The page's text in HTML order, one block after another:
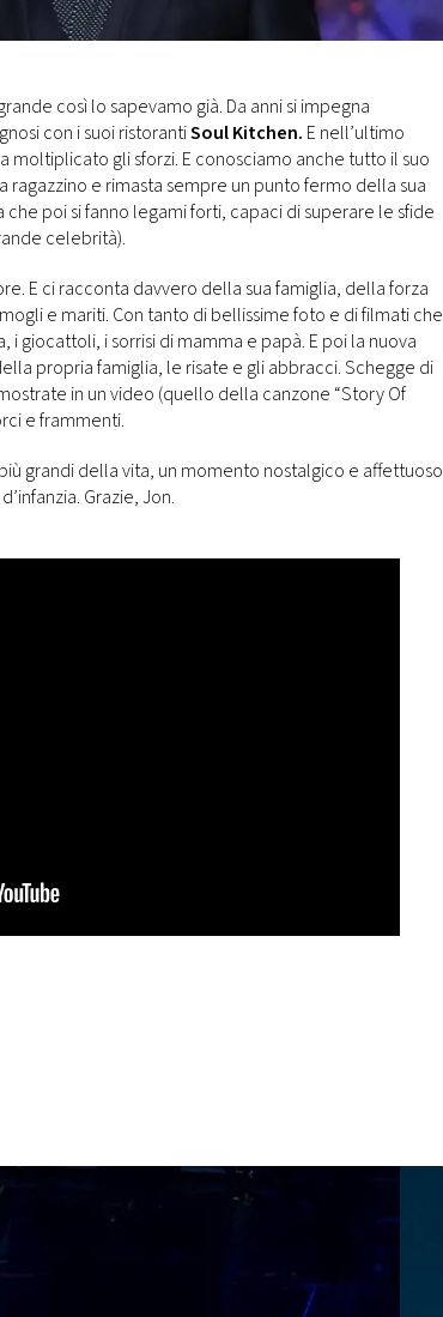
così lo sapevamo già. Da anni si impegna
con i suoi ristorantiSoul Kitchen. E nell’ultimo
gli sforzi. E conosciamo anche tutto il suo
e rimasta sempre un punto fermo della sua
poi si fanno legami forti, capaci di superare le sfide
celebrità).
E ci racconta davvero della sua famiglia, della forza
e mariti. Con tanto di bellissime foto e di filmati che
i giocattoli, i sorrisi di mamma e papà. E poi la nuova
propria famiglia, le risate e gli abbracci. Schegge di
in un video (quello della canzone “Story Of
e frammenti.
grandi della vita, un momento nostalgico e affettuoso
Grazie, Jon.